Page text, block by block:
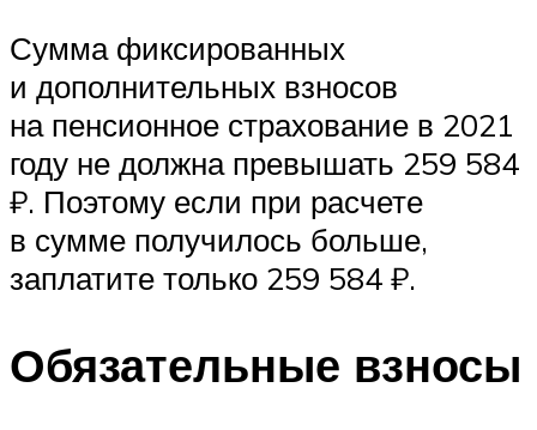
Сумма фиксированных
и дополнительных взносов
на пенсионное страхование в 2021
году не должна превышать 259 584
₽. Поэтому если при расчете
в сумме получилось больше,
заплатите только 259 584 ₽.
Обязательные взносы